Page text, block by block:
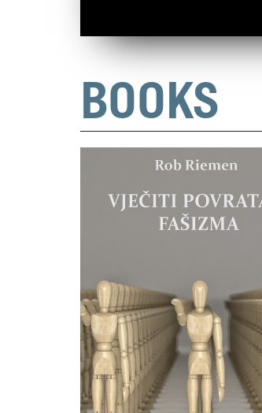
BOOKS